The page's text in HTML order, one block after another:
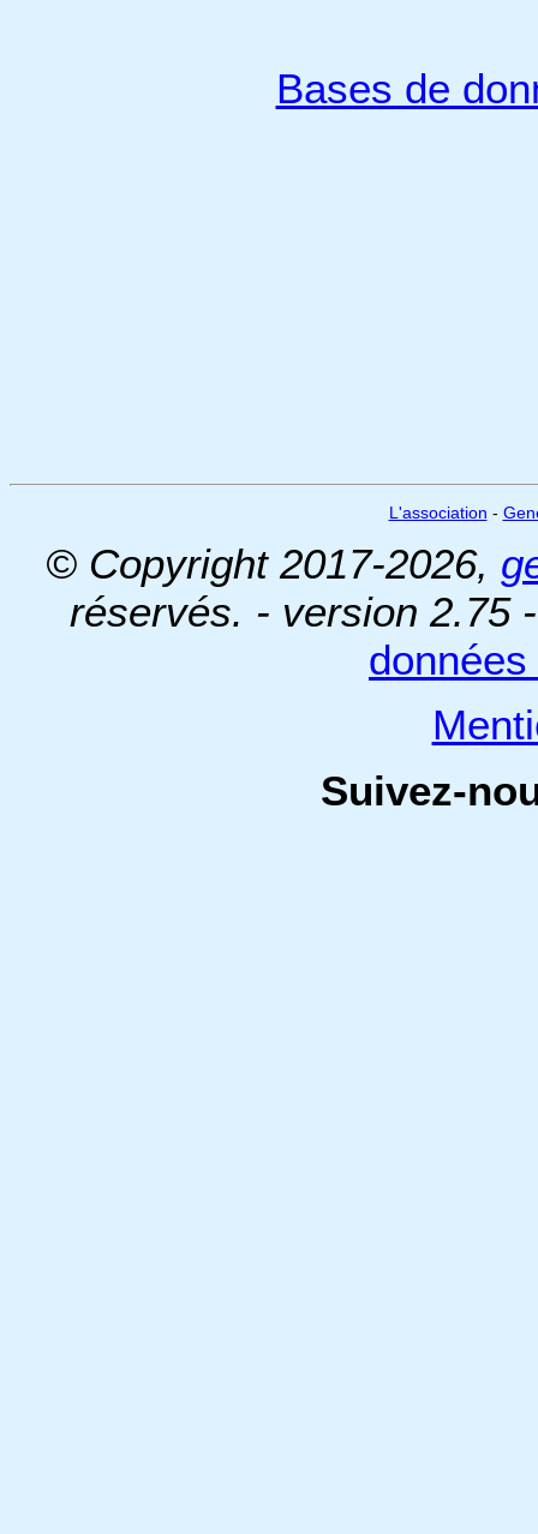
Bases de
L'association -
© Copyright 2017-2026,
réservés. - version 2.75
Suivez-